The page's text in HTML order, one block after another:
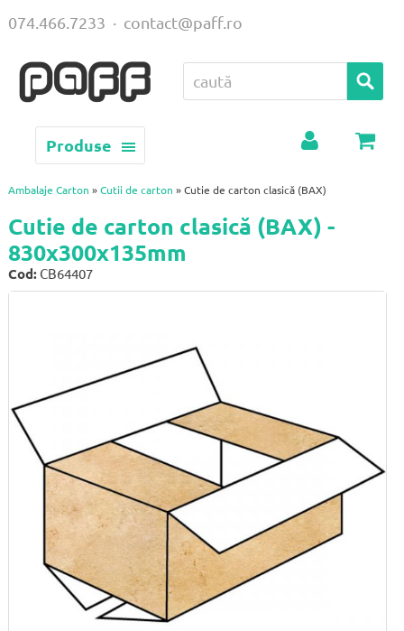
Produse
074.466.7233 · contact@paff.ro
Ambalaje Carton » Cutii de carton » Cutie de carton clasică (BAX)
Cutie de carton clasică (BAX) -
830x300x135mm
Cod: CB64407